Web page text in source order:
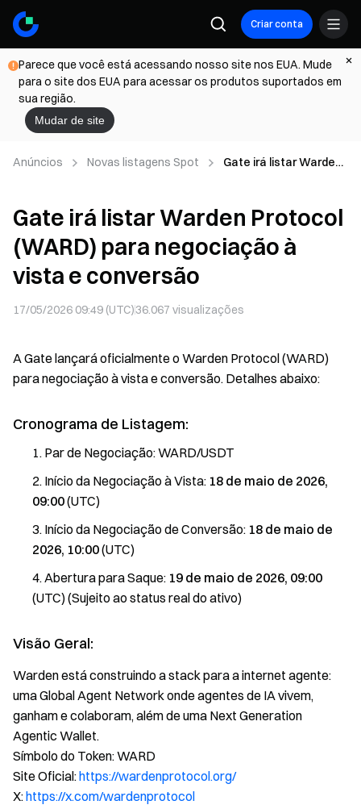
Criar conta
Parece que você está acessando nosso site nos EUA. Mude
para o site dos EUA para acessar os produtos suportados em
sua região.
Mudar de site
Anúncios Novas listagens Spot
Gate irá listar Warden
conversão
Gate irá listar Warden Protocol
(WARD) para negociação à
vista e conversão
17/05/2026 09:49 (UTC)36.067 visualizações
A Gate lançará oficialmente o Warden Protocol (WARD)
para negociação à vista e conversão. Detalhes abaixo:
Cronograma de Listagem:
Par de Negociação: WARD/USDT
Início da Negociação à Vista: 18 de maio de 2026,
09:00(UTC)
Início da Negociação de Conversão: 18 de maio de
2026, 10:00(UTC)
Abertura para Saque: 19 de maio de 2026, 09:00
(UTC) (Sujeito ao status real do ativo)
Visão Geral:
Warden está construindo a stack para a internet agente:
uma Global Agent Network onde agentes de IA vivem,
ganham e colaboram, além de uma Next Generation
Agentic Wallet.
Símbolo do Token: WARD
Site Oficial:https://wardenprotocol.org/
X:https://x.com/wardenprotocol